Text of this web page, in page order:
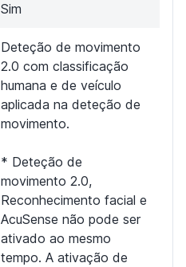
Sim
Deteção de movimento
2.0 com classificação
humana e de veículo
aplicada na deteção de
movimento.
* Deteção de
movimento 2.0,
Reconhecimento facial e
AcuSense não pode ser
ativado ao mesmo
tempo. A ativação de